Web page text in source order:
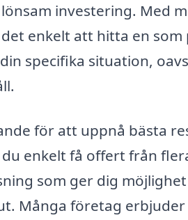
investering. Med
enkelt att hitta en som
specifika situation,
för att uppnå bästa
du enkelt få offert från
som ger dig
Många företag erbjuder